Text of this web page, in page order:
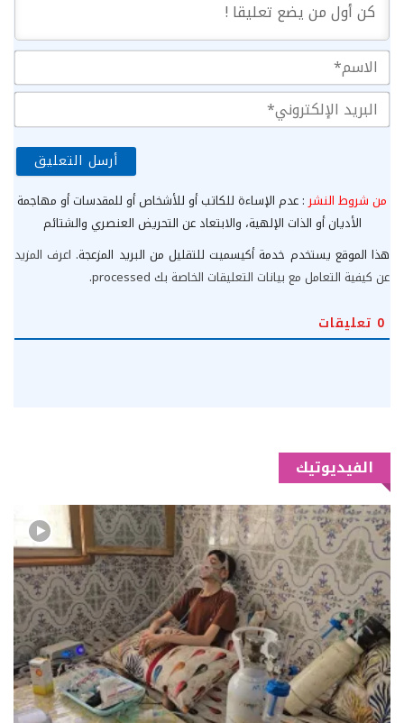
من شروط النشر: عدم الإساءة للكاتب أو للأشخاص أو للمقدسات أو مهاجمة
الأديان أو الذات الإلهية، والابتعاد عن التحريض العنصري والشتائم
هذا الموقع يستخدم خدمة أكيسميت للتقليل من البريد المزعجة. اعرف المزيد
عن كيفية التعامل مع بيانات التعليقات الخاصة بك processed
.
0 تعليقات
الفيديوتيك